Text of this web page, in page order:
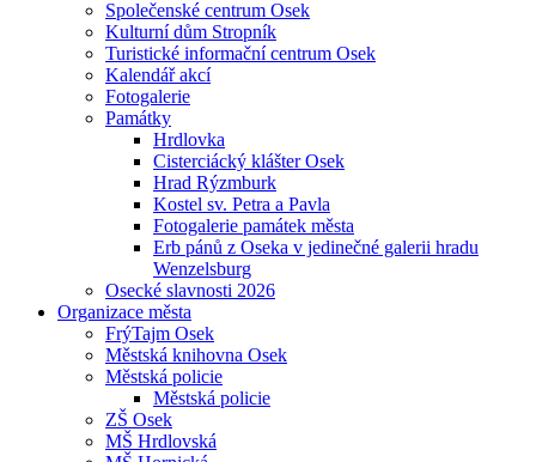
Společenské centrum Osek
Kulturní dům Stropník
Turistické informační centrum Osek
Kalendář akcí
Fotogalerie
Památky
Hrdlovka
Cisterciácký klášter Osek
Hrad Rýzmburk
Kostel sv. Petra a Pavla
Fotogalerie památek města
Erb pánů z Oseka v jedinečné galerii hradu
Wenzelsburg
Osecké slavnosti 2026
Organizace města
FrýTajm Osek
Městská knihovna Osek
Městská policie
Městská policie
ZŠ Osek
MŠ Hrdlovská